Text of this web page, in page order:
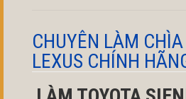
CHUYÊN LÀM
LEXUS CHÍNH